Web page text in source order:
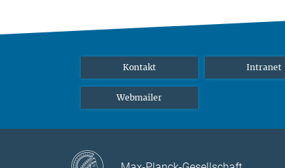
Kontakt Intranet
Webmailer